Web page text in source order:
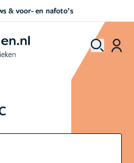
& voor- en nafoto’s